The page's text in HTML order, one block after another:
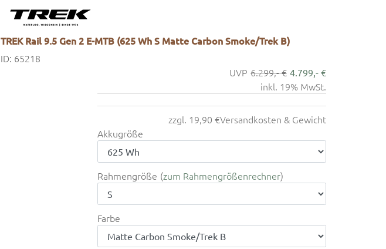
TREK Rail 9.5 Gen 2 E-MTB (625 Wh S Matte Carbon Smoke/Trek B)
ID: 65218
6.299,- € 4.799,- €
inkl. 19% MwSt.
zzgl. 19,90 €Versandkosten & Gewicht
Akkugröße
Rahmengröße zum Rahmengrößenrechner
Farbe